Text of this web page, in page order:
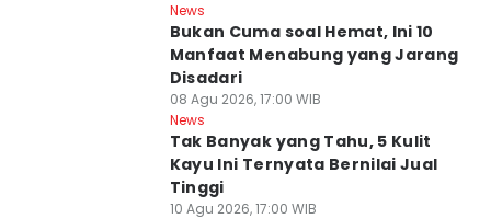
News
Bukan Cuma soal Hemat, Ini 10
Manfaat Menabung yang Jarang
Disadari
08 Agu 2026, 17:00 WIB
News
Tak Banyak yang Tahu, 5 Kulit
Kayu Ini Ternyata Bernilai Jual
Tinggi
10 Agu 2026, 17:00 WIB